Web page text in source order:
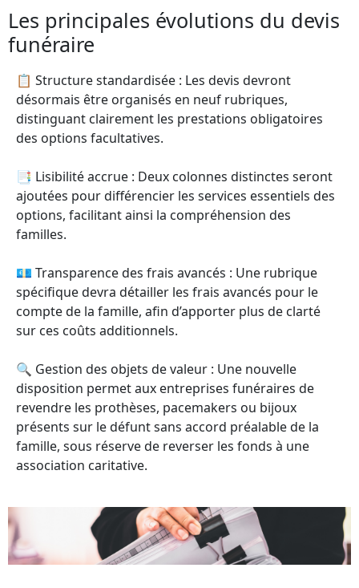
Les principales évolutions du devis
funéraire
📋 Structure standardisée : Les devis devront
désormais être organisés en neuf rubriques,
distinguant clairement les prestations obligatoires
des options facultatives.
📑 Lisibilité accrue : Deux colonnes distinctes seront
ajoutées pour différencier les services essentiels des
options, facilitant ainsi la compréhension des
familles.
💶 Transparence des frais avancés : Une rubrique
spécifique devra détailler les frais avancés pour le
compte de la famille, afin d’apporter plus de clarté
sur ces coûts additionnels.
🔍 Gestion des objets de valeur : Une nouvelle
disposition permet aux entreprises funéraires de
revendre les prothèses, pacemakers ou bijoux
présents sur le défunt sans accord préalable de la
famille, sous réserve de reverser les fonds à une
association caritative.